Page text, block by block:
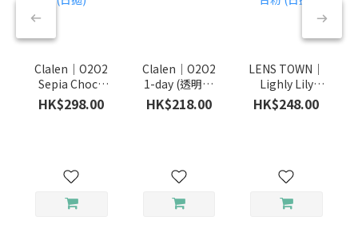
Clalen｜O2O2
Sepia Choco
EX (日拋)
HK$298.00
Clalen｜O2O2
1-day (透明日
拋)
HK$218.00
LENS TOWN｜
Lighly Lily
Pink 百合粉 (日
拋)
HK$248.00